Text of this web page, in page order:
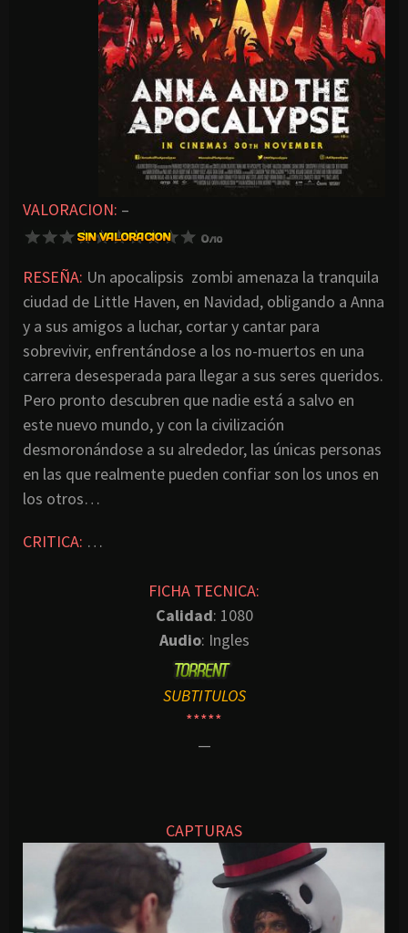
VALORACION: –
RESEÑA: Un apocalipsis zombi amenaza la tranquila
ciudad de Little Haven, en Navidad, obligando a Anna
y a sus amigos a luchar, cortar y cantar para
sobrevivir, enfrentándose a los no-muertos en una
carrera desesperada para llegar a sus seres queridos.
Pero pronto descubren que nadie está a salvo en
este nuevo mundo, y con la civilización
desmoronándose a su alrededor, las únicas personas
en las que realmente pueden confiar son los unos en
los otros…
CRITICA: …
FICHA TECNICA:
Calidad: 1080
Audio: Ingles
SUBTITULOS
*****
—
CAPTURAS